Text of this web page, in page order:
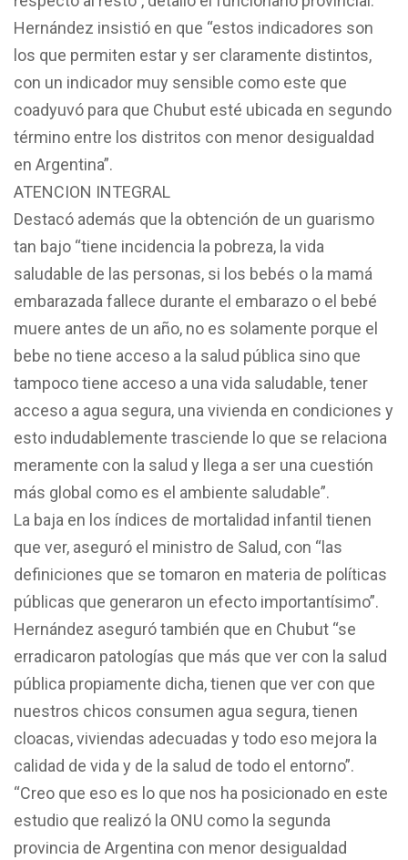
Hernández insistió en que “estos indicadores son
los que permiten estar y ser claramente distintos,
con un indicador muy sensible como este que
coadyuvó para que Chubut esté ubicada en segundo
término entre los distritos con menor desigualdad
en Argentina”.
ATENCION INTEGRAL
Destacó además que la obtención de un guarismo
tan bajo “tiene incidencia la pobreza, la vida
saludable de las personas, si los bebés o la mamá
embarazada fallece durante el embarazo o el bebé
muere antes de un año, no es solamente porque el
bebe no tiene acceso a la salud pública sino que
tampoco tiene acceso a una vida saludable, tener
acceso a agua segura, una vivienda en condiciones y
esto indudablemente trasciende lo que se relaciona
meramente con la salud y llega a ser una cuestión
más global como es el ambiente saludable”.
La baja en los índices de mortalidad infantil tienen
que ver, aseguró el ministro de Salud, con “las
definiciones que se tomaron en materia de políticas
públicas que generaron un efecto importantísimo”.
Hernández aseguró también que en Chubut “se
erradicaron patologías que más que ver con la salud
pública propiamente dicha, tienen que ver con que
nuestros chicos consumen agua segura, tienen
cloacas, viviendas adecuadas y todo eso mejora la
calidad de vida y de la salud de todo el entorno”.
“Creo que eso es lo que nos ha posicionado en este
estudio que realizó la ONU como la segunda
provincia de Argentina con menor desigualdad